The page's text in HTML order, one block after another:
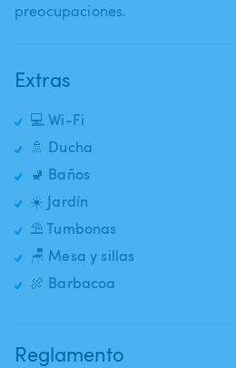
Extras
💻 Wi-Fi
🚿 Ducha
🚽 Baños
☀️ Jardín
⛱️ Tumbonas
🪑 Mesa y sillas
🍖 Barbacoa
Reglamento